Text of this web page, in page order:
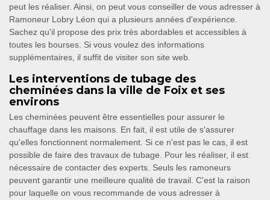
peut les réaliser. Ainsi, on peut vous conseiller de vous adresser à
Ramoneur Lobry Léon qui a plusieurs années d'expérience.
Sachez qu'il propose des prix très abordables et accessibles à
toutes les bourses. Si vous voulez des informations
supplémentaires, il suffit de visiter son site web.
Les interventions de tubage des
cheminées dans la ville de Foix et ses
environs
Les cheminées peuvent être essentielles pour assurer le
chauffage dans les maisons. En fait, il est utile de s'assurer
qu'elles fonctionnent normalement. Si ce n'est pas le cas, il est
possible de faire des travaux de tubage. Pour les réaliser, il est
nécessaire de contacter des experts. Seuls les ramoneurs
peuvent garantir une meilleure qualité de travail. C'est la raison
pour laquelle on vous recommande de vous adresser à